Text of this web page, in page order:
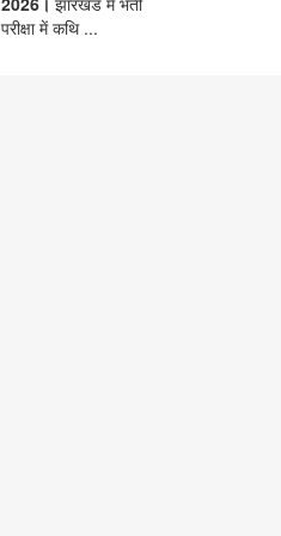
परीक्षा में कथि ...